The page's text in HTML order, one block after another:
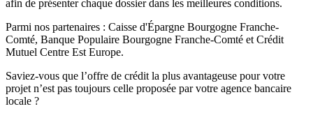
afin de présenter chaque dossier dans les meilleures conditions.
Parmi nos partenaires : Caisse d'Épargne Bourgogne Franche-
Comté, Banque Populaire Bourgogne Franche-Comté et Crédit
Mutuel Centre Est Europe.
Saviez-vous que l’offre de crédit la plus avantageuse pour votre
projet n’est pas toujours celle proposée par votre agence bancaire
locale ?